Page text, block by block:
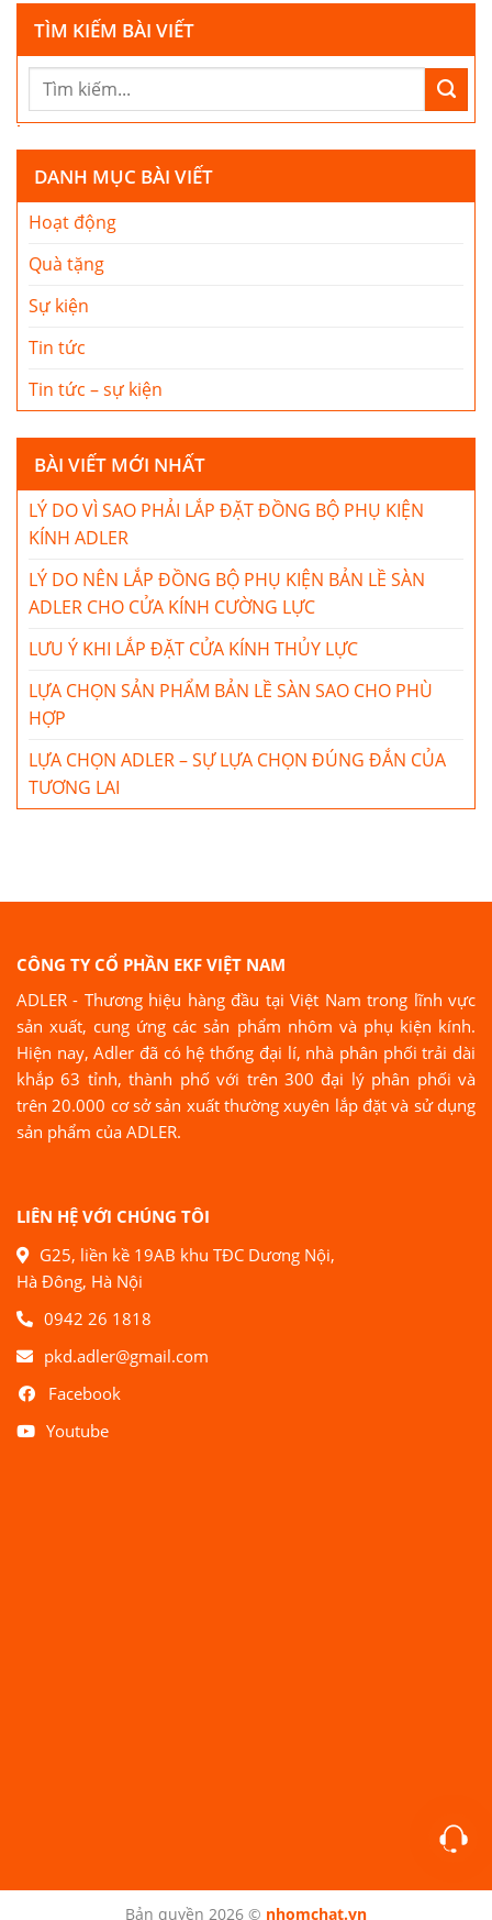
TÌM KIẾM BÀI VIẾT
DANH MỤC BÀI VIẾT
Hoạt động
Quà tặng
Sự kiện
Tin tức
Tin tức – sự kiện
BÀI VIẾT MỚI NHẤT
LÝ DO VÌ SAO PHẢI LẮP ĐẶT ĐỒNG BỘ PHỤ KIỆN
KÍNH ADLER
LÝ DO NÊN LẮP ĐỒNG BỘ PHỤ KIỆN BẢN LỀ SÀN
ADLER CHO CỬA KÍNH CƯỜNG LỰC
LƯU Ý KHI LẮP ĐẶT CỬA KÍNH THỦY LỰC
LỰA CHỌN SẢN PHẨM BẢN LỀ SÀN SAO CHO PHÙ
HỢP
LỰA CHỌN ADLER – SỰ LỰA CHỌN ĐÚNG ĐẮN CỦA
TƯƠNG LAI
CÔNG TY CỔ PHẦN EKF VIỆT NAM
ADLER - Thương hiệu hàng đầu tại Việt Nam trong lĩnh vực
sản xuất, cung ứng các sản phẩm nhôm và phụ kiện kính.
Hiện nay, Adler đã có hệ thống đại lí, nhà phân phối trải dài
khắp 63 tỉnh, thành phố với trên 300 đại lý phân phối và
trên 20.000 cơ sở sản xuất thường xuyên lắp đặt và sử dụng
sản phẩm của ADLER.
LIÊN HỆ VỚI CHÚNG TÔI
G25, liền kề 19AB khu TĐC Dương Nội,
Hà Đông, Hà Nội
0942 26 1818
pkd.adler@gmail.com
Facebook
Youtube
Bản quyền 2026 © nhomchat.vn